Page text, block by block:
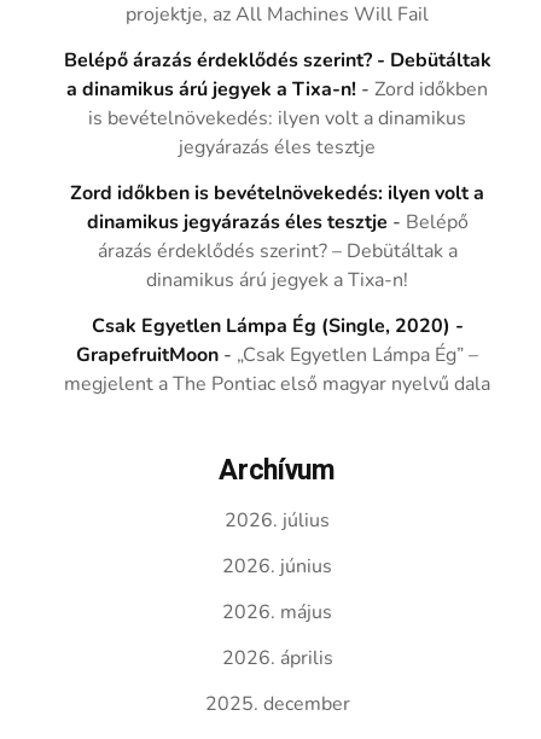
projektje, az All Machines Will Fail
Belépő árazás érdeklődés szerint? - Debütáltak
a dinamikus árú jegyek a Tixa-n! -Zord időkben
is bevételnövekedés: ilyen volt a dinamikus
jegyárazás éles tesztje
Zord időkben is bevételnövekedés: ilyen volt a
dinamikus jegyárazás éles tesztje - Belépő
árazás érdeklődés szerint? – Debütáltak a
dinamikus árú jegyek a Tixa-n!
Csak Egyetlen Lámpa Ég (Single, 2020) -
GrapefruitMoon - „Csak Egyetlen Lámpa Ég” –
megjelent a The Pontiac első magyar nyelvű dala
Archívum
2026. július
2026. június
2026. május
2026. április
2025. december